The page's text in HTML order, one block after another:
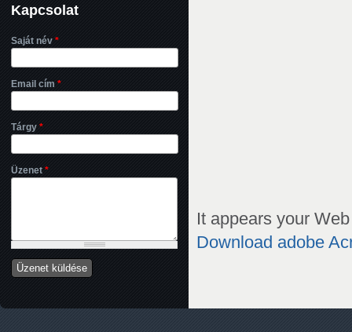
It appears your
Download adobe
Kapcsolat
Saját név *
Email cím *
Tárgy *
Üzenet *